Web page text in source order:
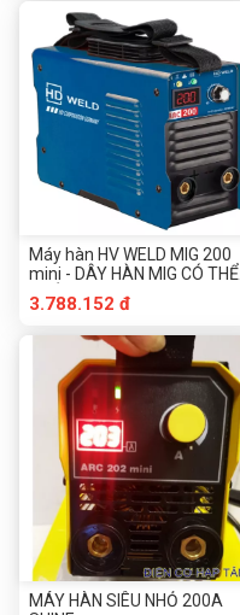
Máy hàn HV WELD MIG 200
mini - DÂY HÀN MIG CÓ THỂ
THÓA RỜI
3.788.152 đ
MÁY HÀN SIÊU NHỎ 200A